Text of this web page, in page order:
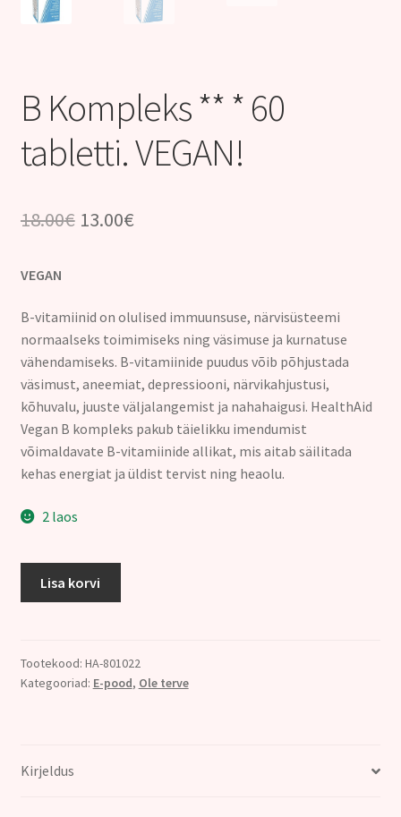
Kontakt
B Kompleks ** * 60
tabletti. VEGAN!
18.00€ Algne
18.00€.
13.00€Praegune
13.00€.
VEGAN
B-vitamiinid on olulised immuunsuse, närvisüsteemi
normaalseks toimimiseks ning väsimuse ja kurnatuse
vähendamiseks. B-vitamiinide puudus võib põhjustada
väsimust, aneemiat, depressiooni, närvikahjustusi,
kõhuvalu, juuste väljalangemist ja nahahaigusi. HealthAid
Vegan B kompleks pakub täielikku imendumist
võimaldavate B-vitamiinide allikat, mis aitab säilitada
kehas energiat ja üldist tervist ning heaolu.
2 laos
60
tabletti.
Lisa korvi
Tootekood: HA-801022
Kategooriad: E-pood, Ole terve
Kirjeldus